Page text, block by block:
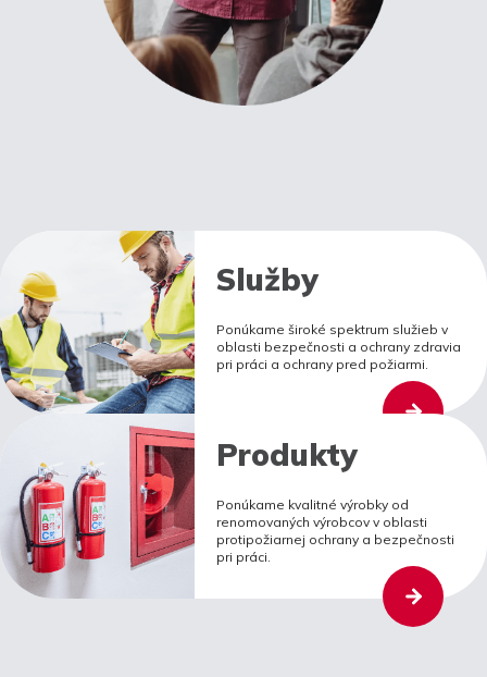
Služby
Ponúkame široké spektrum služieb v
oblasti bezpečnosti a ochrany zdravia
pri práci a ochrany pred požiarmi.
Produkty
Ponúkame kvalitné výrobky od
renomovaných výrobcov v oblasti
protipožiarnej ochrany a bezpečnosti
pri práci.